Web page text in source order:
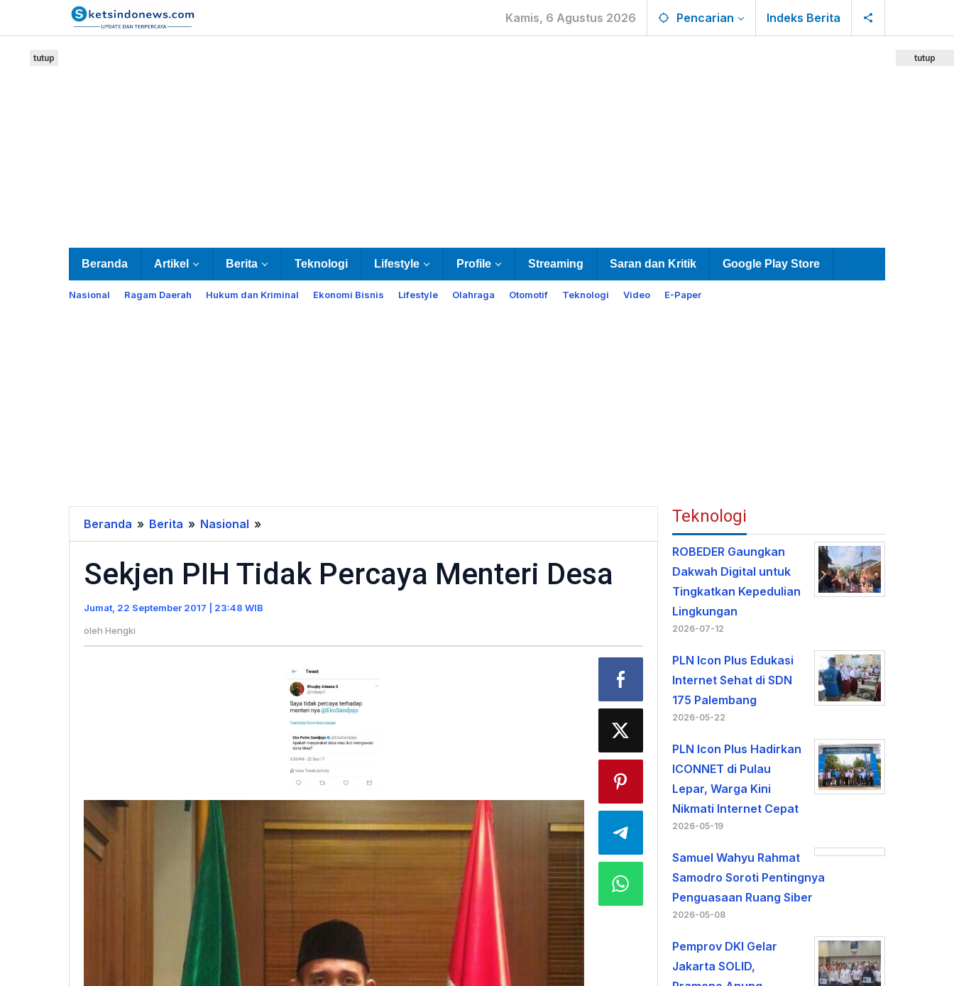
Kamis, 6 Agustus 2026 Pencarian Indeks Berita
Beranda Artikel Berita Teknologi Lifestyle Profile Streaming Saran dan Kritik Google Play Store
Nasional Ragam Daerah Hukum dan Kriminal Ekonomi Bisnis Lifestyle Olahraga Otomotif Teknologi Video E-Paper
tutup tutup
Beranda » Berita » Nasional »
PIH
Tidak
Percaya
Sekjen PIH Tidak Percaya Menteri Desa
Jumat, 22 September 2017 | 23:48 WIB
oleh Hengki
Teknologi
ROBEDER Gaungkan
Dakwah Digital untuk
Tingkatkan Kepedulian
Lingkungan
2026-07-12
PLN Icon Plus Edukasi
Internet Sehat di SDN
175 Palembang
2026-05-22
PLN Icon Plus Hadirkan
ICONNET di Pulau
Lepar, Warga Kini
Nikmati Internet Cepat
2026-05-19
Samuel Wahyu Rahmat
Samodro Soroti Pentingnya
Penguasaan Ruang Siber
2026-05-08
Pemprov DKI Gelar
Jakarta SOLID,